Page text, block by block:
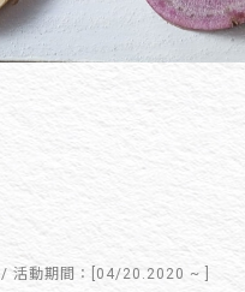
/ 活動期間：[04/20.2020 ~ ]